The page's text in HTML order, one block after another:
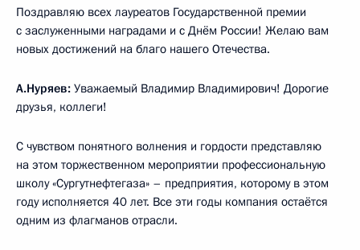
Поздравляю всех лауреатов Государственной премии
с заслуженными наградами и с Днём России! Желаю вам
новых достижений на благо нашего Отечества.
А.Нуряев: Уважаемый Владимир Владимирович! Дорогие
друзья, коллеги!
С чувством понятного волнения и гордости представляю
на этом торжественном мероприятии профессиональную
школу «Сургутнефтегаза» – предприятия, которому в этом
году исполняется 40 лет. Все эти годы компания остаётся
одним из флагманов отрасли.